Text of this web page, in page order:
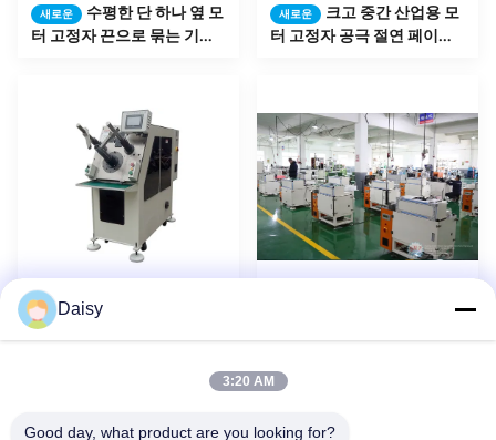
새로운
수평한 단 하나 옆 모
터 고정자 끈으로 묶는 기계
새로운
크고 중간 산업용 모
터 고정자 공극 절연 페이퍼
새로운
자동 압축기 모터 고
정자 생산 일관 작업 코일 감
제 서류상 삽입 기계 OEM 조
Daisy
3:20 AM
Good day, what product are you looking for?